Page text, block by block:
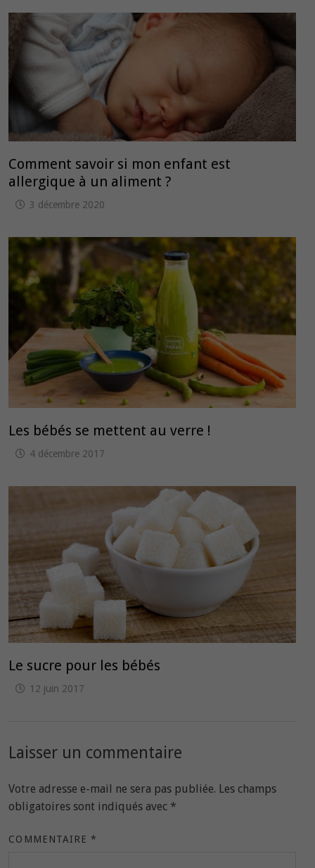
Comment savoir si mon enfant est
allergique à un aliment ?
3 décembre 2020
Les bébés se mettent au verre !
4 décembre 2017
Le sucre pour les bébés
12 juin 2017
Laisser un commentaire
Votre adresse e-mail ne sera pas publiée. Les champs
obligatoires sont indiqués avec *
COMMENTAIRE*